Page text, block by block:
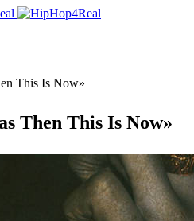
This Is Now»
Then This Is Now»